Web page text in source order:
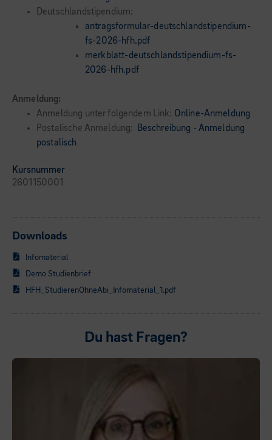
Deutschlandstipendium:
antragsformular-deutschlandstipendium-
fs-2026-hfh.pdf
merkblatt-deutschlandstipendium-fs-
2026-hfh.pdf
Anmeldung:
Anmeldung unter folgendem Link: Online-Anmeldung
Postalische Anmeldung:
Beschreibung - Anmeldung
postalisch
Kursnummer
2601150001
Downloads
Infomaterial
Demo Studienbrief
HFH_StudierenOhneAbi_Infomaterial_1.pdf
Du hast Fragen?